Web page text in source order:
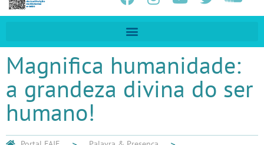
Magnifica humanidade:
a grandeza divina do ser
humano!